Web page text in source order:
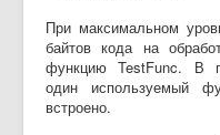
При максимальном
байтов кода на
функцию TestFunc. В
один используемый
встроено.